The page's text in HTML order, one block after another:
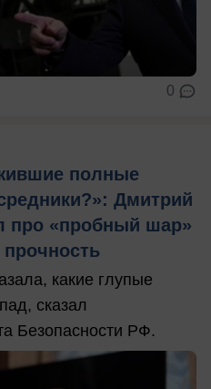
0
полные
Дмитрий
про «пробный шар»
какие глупые
сказал
Безопасности РФ.